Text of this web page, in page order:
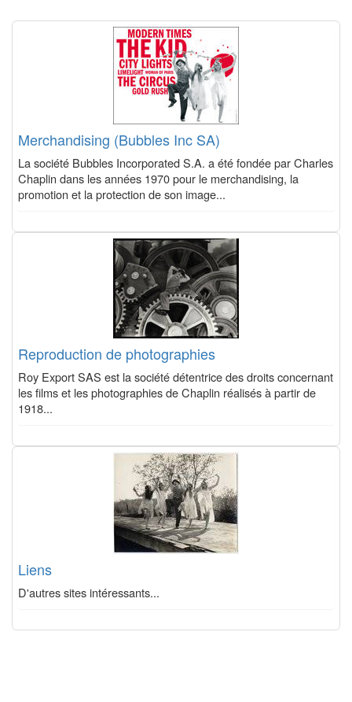
Merchandising (Bubbles Inc SA)
La société Bubbles Incorporated S.A. a été fondée par Charles
Chaplin dans les années 1970 pour le merchandising, la
promotion et la protection de son image...
Reproduction de photographies
Roy Export SAS est la société détentrice des droits concernant
les films et les photographies de Chaplin réalisés à partir de
1918...
Liens
D'autres sites intéressants...